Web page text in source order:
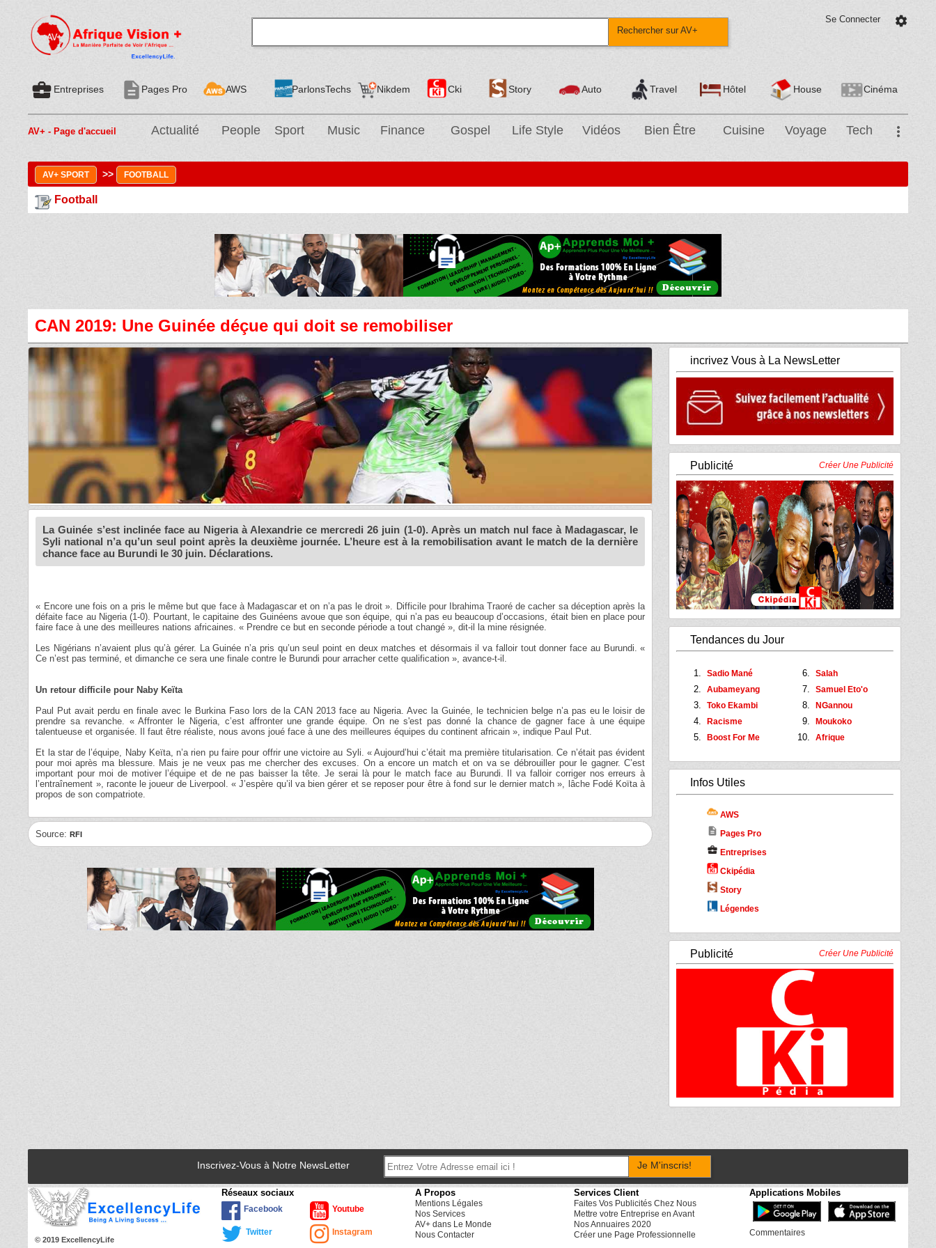
Rechercher sur AV+
settings
Se Connecter
business_centerEntreprises descriptionPages Pro AWS ParlonsTechs Nikdem Cki Story Auto Travel Hôtel House Cinéma
AV+ - Page d'accueil Actualité People Sport Music Finance Gospel Life Style Vidéos Bien Être Cuisine Voyage Tech more_vert
AV+ SPORT >> FOOTBALL
Football
CAN 2019: Une Guinée déçue qui doit se remobiliser
La Guinée s’est inclinée face au Nigeria à Alexandrie ce mercredi 26 juin (1-0). Après un match nul face à Madagascar, le
Syli national n’a qu’un seul point après la deuxième journée. L’heure est à la remobilisation avant le match de la dernière
chance face au Burundi le 30 juin. Déclarations.
« Encore une fois on a pris le même but que face à Madagascar et on n’a pas le droit ». Difficile pour Ibrahima Traoré de cacher sa déception après la
défaite face au Nigeria (1-0). Pourtant, le capitaine des Guinéens avoue que son équipe, qui n’a pas eu beaucoup d’occasions, était bien en place pour
faire face à une des meilleures nations africaines. « Prendre ce but en seconde période a tout changé », dit-il la mine résignée.
Les Nigérians n’avaient plus qu’à gérer. La Guinée n’a pris qu’un seul point en deux matches et désormais il va falloir tout donner face au Burundi. «
Ce n’est pas terminé, et dimanche ce sera une finale contre le Burundi pour arracher cette qualification », avance-t-il.
Un retour difficile pour Naby Keïta
Paul Put avait perdu en finale avec le Burkina Faso lors de la CAN 2013 face au Nigeria. Avec la Guinée, le technicien belge n’a pas eu le loisir de
prendre sa revanche. « Affronter le Nigeria, c’est affronter une grande équipe. On ne s'est pas donné la chance de gagner face à une équipe
talentueuse et organisée. Il faut être réaliste, nous avons joué face à une des meilleures équipes du continent africain », indique Paul Put.
Et la star de l’équipe, Naby Keïta, n’a rien pu faire pour offrir une victoire au Syli. « Aujourd’hui c’était ma première titularisation. Ce n’était pas évident
pour moi après ma blessure. Mais je ne veux pas me chercher des excuses. On a encore un match et on va se débrouiller pour le gagner. C’est
important pour moi de motiver l’équipe et de ne pas baisser la tête. Je serai là pour le match face au Burundi. Il va falloir corriger nos erreurs à
l’entraînement », raconte le joueur de Liverpool. « J’espère qu’il va bien gérer et se reposer pour être à fond sur le dernier match », lâche Fodé Koïta à
propos de son compatriote.
Source:RFI
incrivez Vous à La NewsLetter
Publicité Créer Une Publicité
Tendances du Jour
Sadio Mané
Aubameyang
Toko Ekambi
Racisme
Boost For Me
Salah
Samuel Eto'o
NGannou
Moukoko
Afrique
Infos Utiles
AWS
description Pages Pro
business_center Entreprises
Ckipédia
Story
Légendes
Publicité Créer Une Publicité
Inscrivez-Vous à Notre NewsLetter Je M'inscris!
© 2019 ExcellencyLife
Réseaux sociaux
Facebook Youtube
Twitter Instagram
A Propos
Mentions Légales
Nos Services
AV+ dans Le Monde
Nous Contacter
Services Client
Faites Vos Publicités Chez Nous
Mettre votre Entreprise en Avant
Nos Annuaires 2020
Créer une Page Professionnelle
Applications Mobiles
Commentaires